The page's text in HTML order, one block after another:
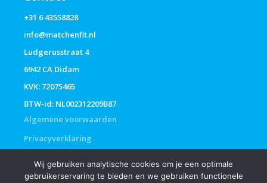
+31 6 43558828
info@matchenfit.nl
Ludgerusstraat 4
6942 CA Didam
KVK: 72075465
BTW-id: NL002312209B87
Algemene voorwaarden
Privacyverklaring
Wij gebruiken analytische cookies om je een optimale
gebruikerservaring te bieden en we gebruiken functionele